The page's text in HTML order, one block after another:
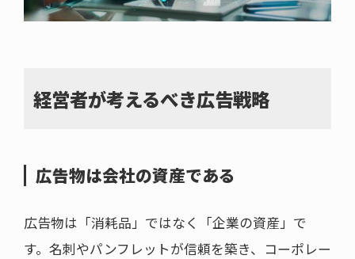
経営者が考えるべき広告戦略
広告物は会社の資産である
広告物は「消耗品」ではなく「企業の資産」で
す。名刺やパンフレットが信頼を築き、コーポレー